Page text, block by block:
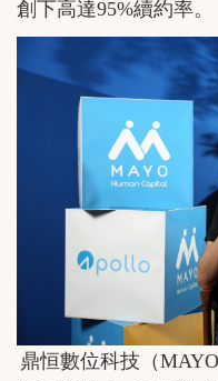
創下高達95%續約率。
鼎恒數位科技（